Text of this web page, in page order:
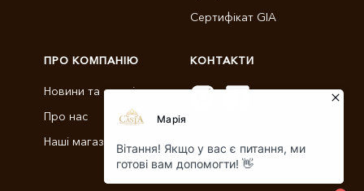
Сертифікат GIA
ПРО КОМПАНІЮ
Новини та статті
Про нас
Наші магазини
КОНТАКТИ
+38 (096) 900-11-22